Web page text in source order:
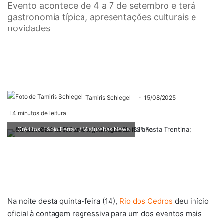
Evento acontece de 4 a 7 de setembro e terá
gastronomia típica, apresentações culturais e
novidades
Tamiris Schlegel 15/08/2025
4 minutos de leitura
Créditos: Fábio Ferrari / Misturebas News
Na noite desta quinta-feira (14), Rio dos Cedros deu início
oficial à contagem regressiva para um dos eventos mais